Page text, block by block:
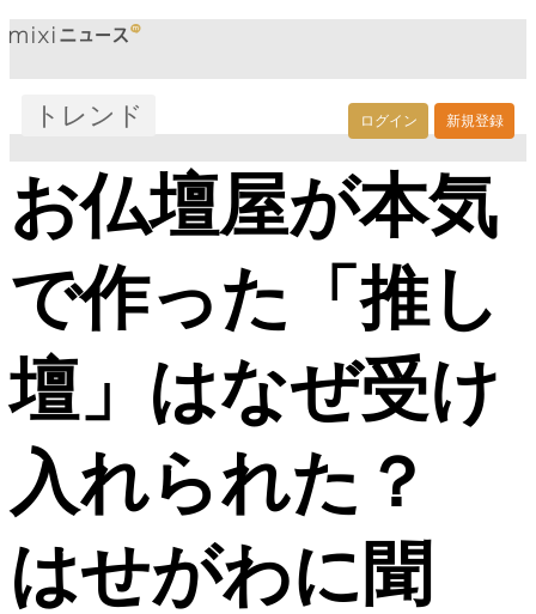
ログイン 新規登録
トレンド
お仏壇屋が本気
で作った「推し
壇」はなぜ受け
入れられた？
はせがわに聞